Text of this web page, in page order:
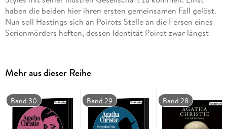
haben die beiden hier ihren ersten gemeinsamen Fall gelöst.
Nun soll Hastings sich an Poirots Stelle an die Fersen eines
Serienmörders heften, dessen Identität Poirot zwar längst
Frage der Zeit. Aber wird es Hastings gelingen, seinem alten
Freund zu helfen und dem Mörder zuvorzukommen?
Ungekürzte Lesung mit Christoph Maria Herbst
1 MP3-CD, ca. 5h 50min Lesung. Ungekürzte Ausgabe
Mehr aus dieser Reihe
Band 30 Band 29 Band 28